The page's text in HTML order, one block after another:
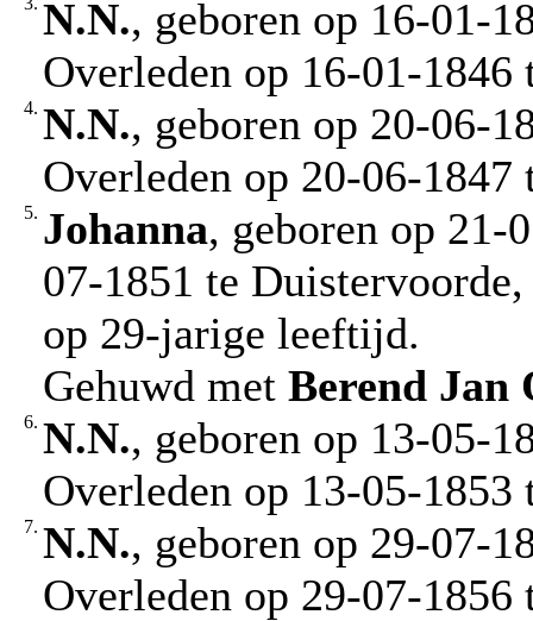
N.N., geboren op 16-01-
Overleden op 16-01-
4. N.N., geboren op 20-06-
Overleden op 20-06-
5. Johanna, geboren op 21-
07-1851 te
op 29-jarige leeftijd.
Gehuwd met Berend Jan
6. N.N., geboren op 13-05-
Overleden op 13-05-
7. N.N., geboren op 29-07-
Overleden op 29-07-